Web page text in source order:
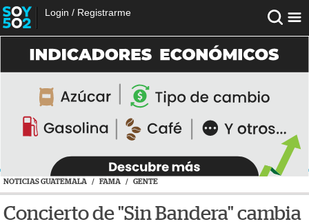
Login / Registrarme
NOTICIAS GUATEMALA / FAMA / GENTE
Concierto de "Sin Bandera" cambia